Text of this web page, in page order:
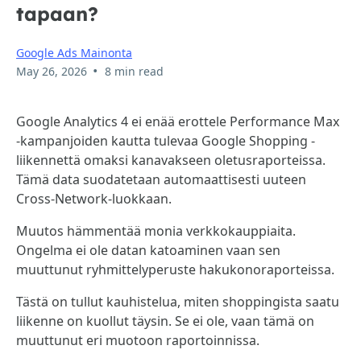
tapaan?
Google Ads Mainonta
May 26, 2026 • 8 min read
Google Analytics 4 ei enää erottele Performance Max
-kampanjoiden kautta tulevaa Google Shopping -
liikennettä omaksi kanavakseen oletusraporteissa.
Tämä data suodatetaan automaattisesti uuteen
Cross-Network-luokkaan.
Muutos hämmentää monia verkkokauppiaita.
Ongelma ei ole datan katoaminen vaan sen
muuttunut ryhmittelyperuste hakukonoraporteissa.
Tästä on tullut kauhistelua, miten shoppingista saatu
liikenne on kuollut täysin. Se ei ole, vaan tämä on
muuttunut eri muotoon raportoinnissa.